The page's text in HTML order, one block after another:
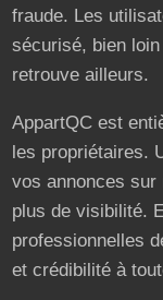
fraude. Les
sécurisé, bien loin
retrouve ailleurs.
AppartQC est
les propriétaires.
vos annonces sur
plus de visibilité.
professionnelles
et crédibilité à